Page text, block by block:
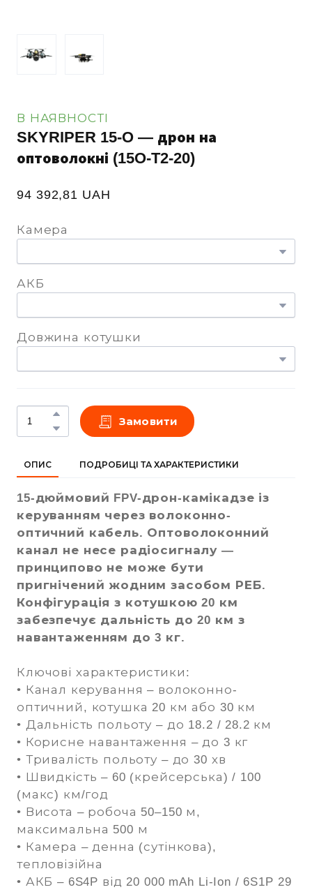
В НАЯВНОСТІ
SKYRIPER 15-O — дрон на
оптоволокні (15O-T2-20)
94 392,81 UAH
Камера
АКБ
Довжина котушки
Замовити
ОПИС ПОДРОБИЦІ ТА ХАРАКТЕРИСТИКИ
15-дюймовий FPV-дрон-камікадзе із
керуванням через волоконно-
оптичний кабель. Оптоволоконний
канал не несе радіосигналу —
принципово не може бути
пригнічений жодним засобом РЕБ.
Конфігурація з котушкою 20 км
забезпечує дальність до 20 км з
навантаженням до 3 кг.
Ключові характеристики:
• Канал керування – волоконно-
оптичний, котушка 20 км або 30 км
• Дальність польоту – до 18.2 / 28.2 км
• Корисне навантаження – до 3 кг
• Тривалість польоту – до 30 хв
• Швидкість – 60 (крейсерська) / 100
(макс) км/год
• Висота – робоча 50–150 м,
максимальна 500 м
• Камера – денна (сутінкова),
тепловізійна
• АКБ – 6S4P від 20 000 mAh Li-Ion / 6S1P 29